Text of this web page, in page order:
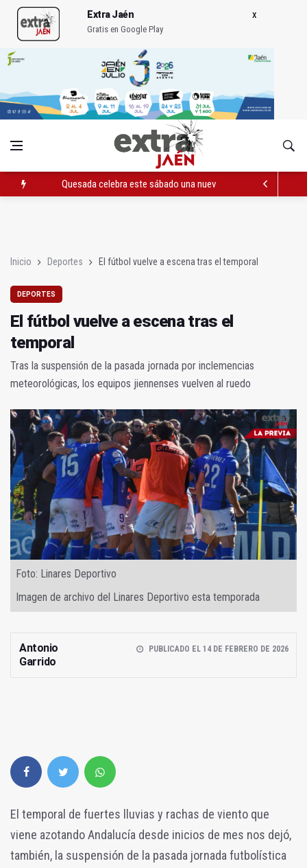
Extra Jaén
Gratis en Google Play
Quesada celebra este sábado una nueva jornada de Orgullo
Inicio Deportes El fútbol vuelve a escena tras el temporal
DEPORTES
El fútbol vuelve a escena tras el
temporal
Tras la suspensión de la pasada jornada por inclemencias
meteorológicas, los equipos jiennenses vuelven al ruedo
Foto: Linares Deportivo
Imagen de archivo del Linares Deportivo esta temporada
Antonio
Garrido
PUBLICADO EL 14 DE FEBRERO DE 2026
El temporal de fuertes lluvias y rachas de viento que
viene azotando Andalucía desde inicios de mes nos dejó,
también, la suspensión de la pasada jornada futbolística